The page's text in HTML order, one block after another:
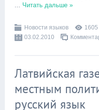
... Читать дальше »
Новости языков 1605
03.02.2010
Латвийская
местным
русский язык